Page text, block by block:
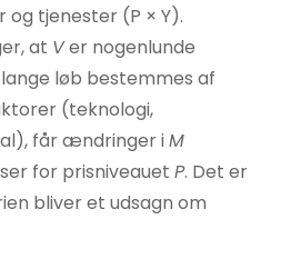
tjenester (P × Y).
at Ver nogenlunde
løb bestemmes af
(teknologi,
får ændringer iM
for prisniveauet P. Det er
bliver et udsagn om